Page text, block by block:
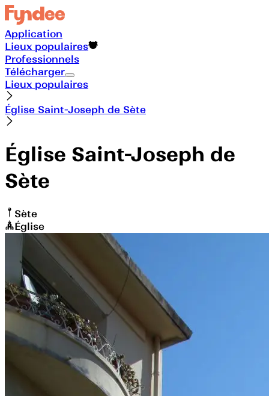
Application
Lieux populaires
Professionnels
Télécharger
Lieux populaires
Église Saint-Joseph de Sète
Église Saint-Joseph de
Sète
Sète
Église